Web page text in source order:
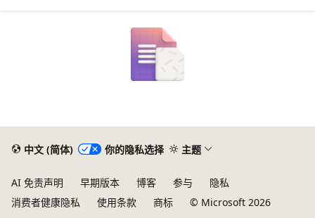
中文 (简体) 你的隐私选择 主题
AI 免责声明 早期版本 博客 参与
隐私
消费者健康隐私
使用条款 商标 © Microsoft 2026